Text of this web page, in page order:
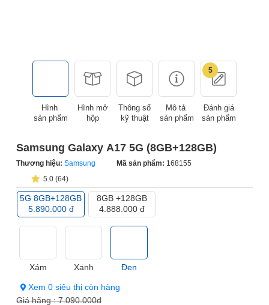
Hình
sản phẩm
Hình mở
hộp
Thông số
kỹ thuật
Mô tả
sản phẩm
5
Đánh giá
sản phẩm
Samsung Galaxy A17 5G (8GB+128GB)
Thương hiệu: Samsung Mã sản phẩm: 168155
5.0 (64)
5G 8GB+128GB
5.890.000 đ
8GB +128GB
4.888.000 đ
Xám Xanh Đen
Xem 0 siêu thị còn hàng
Giá hãng :7.090.000đ